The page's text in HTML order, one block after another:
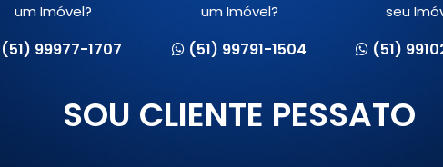
um Imóvel?
(51) 99977-1707
um Imóvel?
(51) 99791-1504
seu
(51)
SOU CLIENTE PESSATO